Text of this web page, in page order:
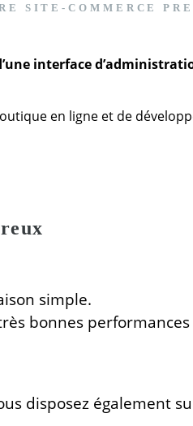
SITE-COMMERCE
interface
en ligne et de
simple.
bonnes
disposez également